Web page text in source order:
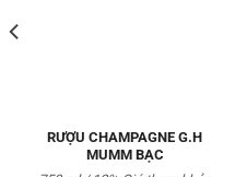
RƯỢU CHAMPAGNE G.H
MUMM BẠC